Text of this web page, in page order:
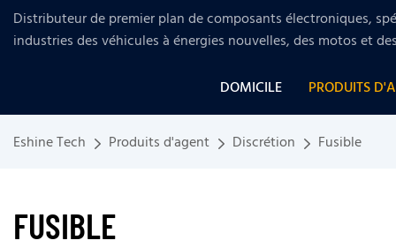
Distributeur de premier plan de composants électroniques,
industriesdes véhicules à énergies nouvelles, des motos et
DOMICILE PRODUITS
Eshine Tech Produits d'agent Discrétion Fusible
FUSIBLE